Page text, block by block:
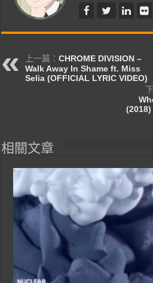
上一篇：CHROME DIVISION –
Walk Away In Shame ft. Miss
Selia (OFFICIAL LYRIC VIDEO)
相關文章